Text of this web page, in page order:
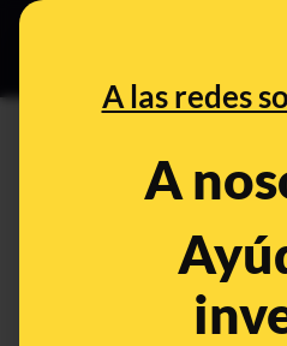
A las redes
A
¿Qué le
convertimos